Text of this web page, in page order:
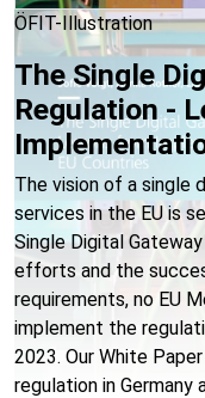
ÖFIT-Illustration
The Single
Regulation -
The vision of a single
services in the EU is
Single Digital
efforts and the
requirements, no EU
implement the
2023. Our White
regulation in Germany